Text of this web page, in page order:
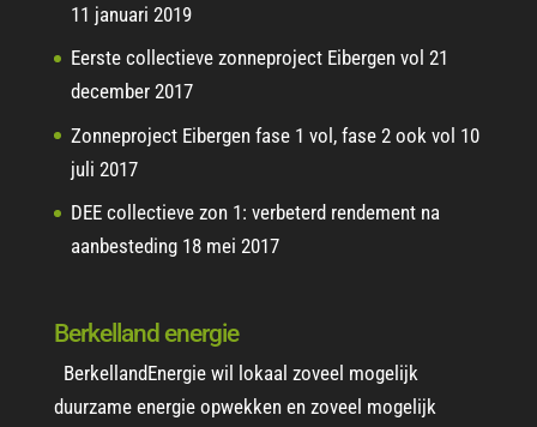
11 januari 2019
Eerste collectieve zonneproject Eibergen vol 21
december 2017
Zonneproject Eibergen fase 1 vol, fase 2 ook vol 10
juli 2017
DEE collectieve zon 1: verbeterd rendement na
aanbesteding 18 mei 2017
Berkelland energie
BerkellandEnergie wil lokaal zoveel mogelijk
duurzame energie opwekken en zoveel mogelijk